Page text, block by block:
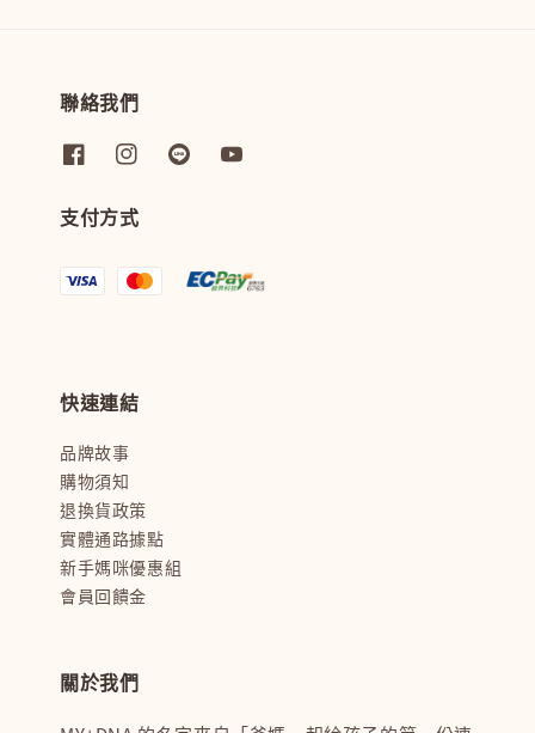
聯絡我們
支付方式
快速連結
品牌故事
購物須知
退換貨政策
實體通路據點
新手媽咪優惠組
會員回饋金
關於我們